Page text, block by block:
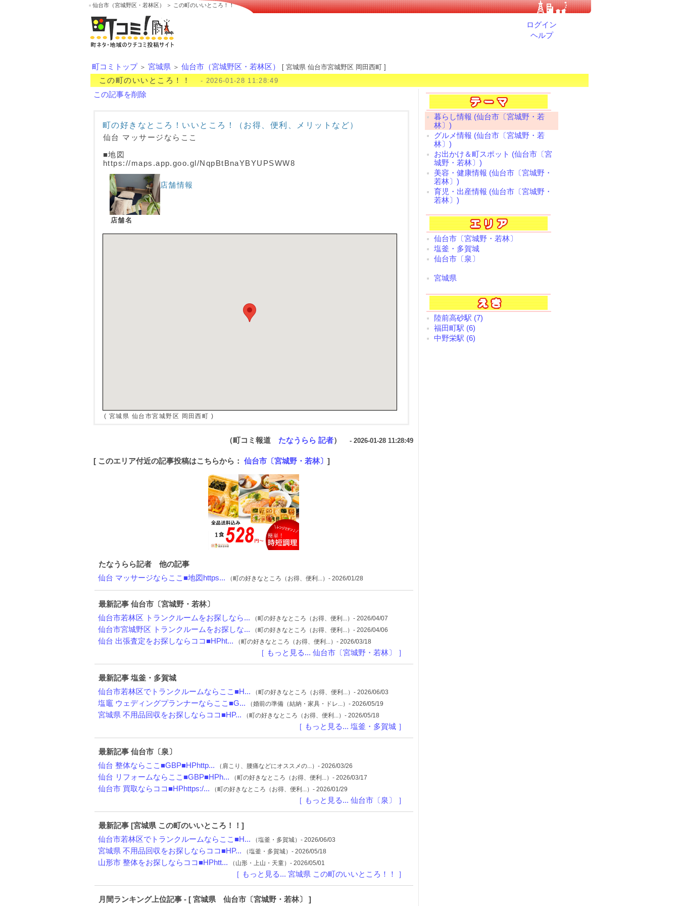
仙台市（宮城野区・若林区） ＞ この町のいいところ！！
ログイン
ヘルプ
町コミトップ ＞ 宮城県 ＞ 仙台市（宮城野区・若林区） [ 宮城県 仙台市宮城野区 岡田西町 ]
この町のいいところ！！ - 2026-01-28 11:28:49
この記事を削除
町の好きなところ！いいところ！（お得、便利、メリットなど）
仙台 マッサージならここ
■地図
https://maps.app.goo.gl/NqpBtBnaYBYUPSWW8
店舗情報
店舗名
( 宮城県 仙台市宮城野区 岡田西町 )
（町コミ報道 たなうらら 記者） - 2026-01-28 11:28:49
[ このエリア付近の記事投稿はこちらから： 仙台市〔宮城野・若林〕 ]
たなうらら記者 他の記事
仙台 マッサージならここ■地図https... （町の好きなところ（お得、便利...）- 2026/01/28
最新記事 仙台市〔宮城野・若林〕
仙台市若林区 トランクルームをお探しなら... （町の好きなところ（お得、便利...）- 2026/04/07
仙台市宮城野区 トランクルームをお探しな... （町の好きなところ（お得、便利...）- 2026/04/06
仙台 出張査定をお探しならココ■HPht... （町の好きなところ（お得、便利...）- 2026/03/18
［ もっと見る... 仙台市〔宮城野・若林〕 ］
最新記事 塩釜・多賀城
仙台市若林区でトランクルームならここ■H... （町の好きなところ（お得、便利...）- 2026/06/03
塩竈 ウェディングプランナーならここ■G... （婚前の準備（結納・家具・ドレ...）- 2026/05/19
宮城県 不用品回収をお探しならココ■HP... （町の好きなところ（お得、便利...）- 2026/05/18
［ もっと見る... 塩釜・多賀城 ］
最新記事 仙台市〔泉〕
仙台 整体ならここ■GBP■HPhttp... （肩こり、腰痛などにオススメの...）- 2026/03/26
仙台 リフォームならここ■GBP■HPh... （町の好きなところ（お得、便利...）- 2026/03/17
仙台市 買取ならココ■HPhttps:/... （町の好きなところ（お得、便利...）- 2026/01/29
［ もっと見る... 仙台市〔泉〕 ］
最新記事 [宮城県 この町のいいところ！！]
仙台市若林区でトランクルームならここ■H... （塩釜・多賀城）- 2026/06/03
宮城県 不用品回収をお探しならココ■HP... （塩釜・多賀城）- 2026/05/18
山形市 整体をお探しならココ■HPhtt... （山形・上山・天童）- 2026/05/01
［ もっと見る... 宮城県 この町のいいところ！！ ］
月間ランキング上位記事 - [ 宮城県 仙台市〔宮城野・若林〕 ]
暮らし情報 (仙台市〔宮城野・若
林〕)
グルメ情報 (仙台市〔宮城野・若
林〕)
お出かけ＆町スポット (仙台市〔宮
城野・若林〕)
美容・健康情報 (仙台市〔宮城野・
若林〕)
育児・出産情報 (仙台市〔宮城野・
若林〕)
仙台市〔宮城野・若林〕
塩釜・多賀城
仙台市〔泉〕
宮城県
陸前高砂駅 (7)
福田町駅 (6)
中野栄駅 (6)